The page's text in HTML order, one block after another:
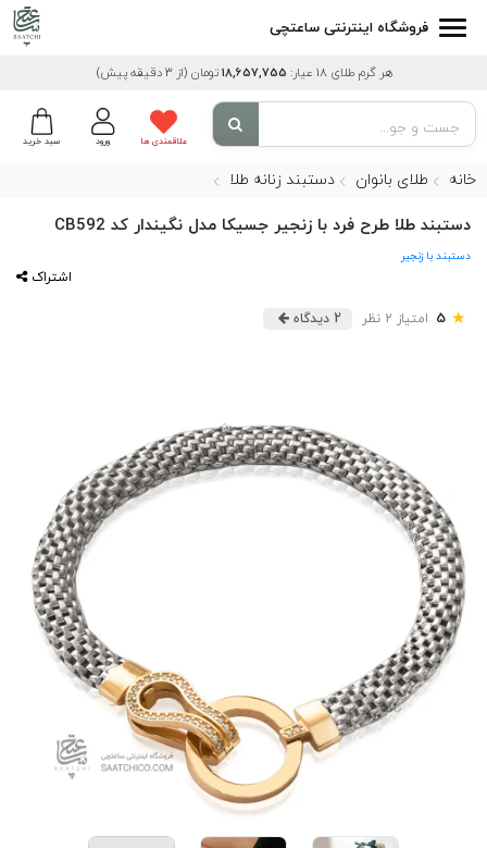
فروشگاه اینترنتی ساعتچی
هر گرم طلای 18 عیار: 18,657,755 تومان (از 3 دقیقه پیش)
سبد خرید ورود علاقمندی ها
خانه طلای بانوان دستبند زنانه طلا
دستبند طلا طرح فرد با زنجیر جسیکا مدل نگیندار کد CB592
دستبند با زنجیر
اشتراک
★
5 امتیاز 2 نظر 2 دیدگاه